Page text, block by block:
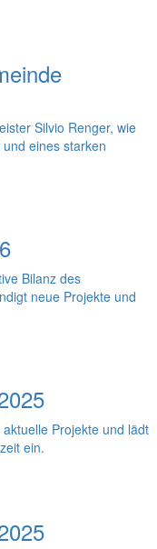
Silvio Renger, wie
eines starken
Bilanz des
neue Projekte und
Projekte und lädt
ein.